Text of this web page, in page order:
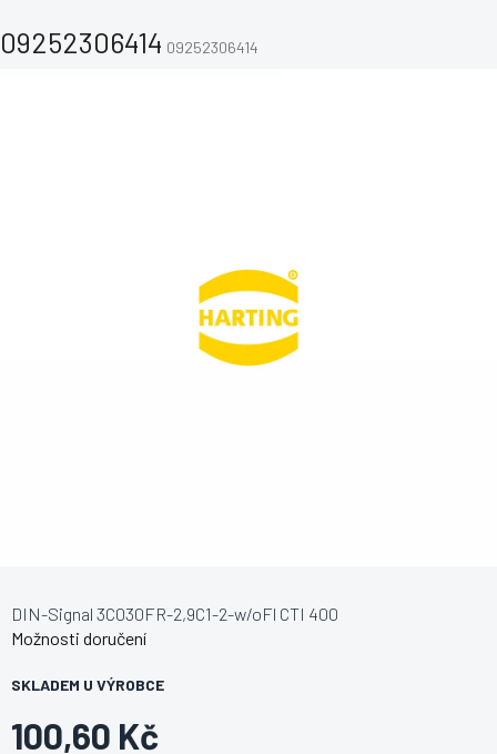
09252306414 09252306414
100,60 Kč
SKLADEM U VÝROBCE
Možnosti doručení
DIN-Signal 3C030FR-2,9C1-2-w/oFl CTI 400